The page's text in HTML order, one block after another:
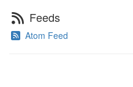
Feeds
Atom Feed